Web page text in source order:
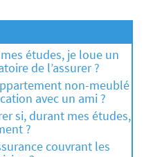
études, je loue un
de l’assurer ?
non-meublé
avec un ami ?
si, durant mes études,
?
couvrant les